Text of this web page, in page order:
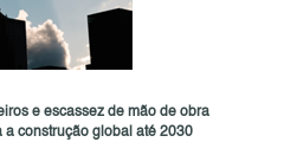
e escassez de mão de obra
construção global até 2030